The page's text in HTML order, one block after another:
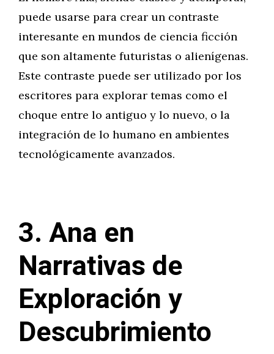
puede usarse para crear un contraste
interesante en mundos de ciencia ficción
que son altamente futuristas o alienígenas.
Este contraste puede ser utilizado por los
escritores para explorar temas como el
choque entre lo antiguo y lo nuevo, o la
integración de lo humano en ambientes
tecnológicamente avanzados.
3. Ana en
Narrativas de
Exploración y
Descubrimiento